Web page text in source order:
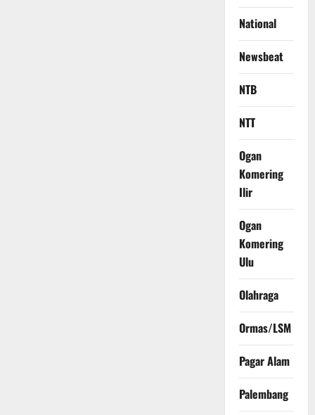
National
Newsbeat
NTB
NTT
Ogan
Komering
Ilir
Ogan
Komering
Ulu
Olahraga
Ormas/LSM
Pagar Alam
Palembang